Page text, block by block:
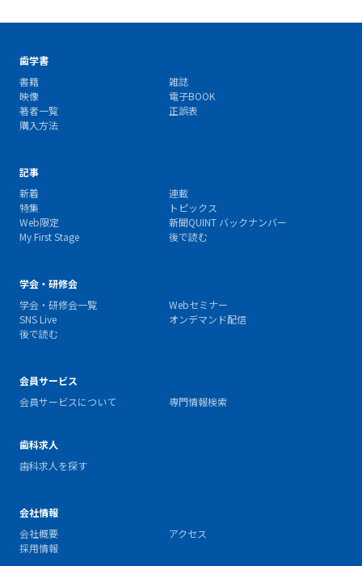
歯学書
書籍
雑誌
映像
電子BOOK
著者一覧
正誤表
購入方法
記事
新着
連載
特集
トピックス
Web限定
新聞QUINT バックナンバー
My First Stage
後で読む
学会・研修会
学会・研修会一覧
Webセミナー
SNS Live
オンデマンド配信
後で読む
会員サービス
会員サービスについて
専門情報検索
歯科求人
歯科求人を探す
会社情報
会社概要
アクセス
採用情報